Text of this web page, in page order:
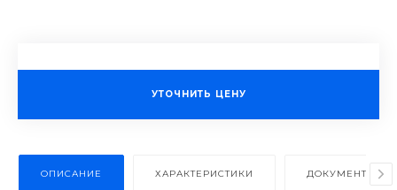
УТОЧНИТЬ ЦЕНУ
ОПИСАНИЕ ХАРАКТЕРИСТИКИ ДОКУМЕНТЫ